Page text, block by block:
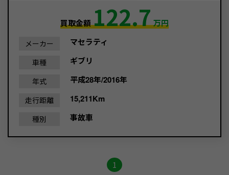
買取金額122.7万円
メーカー マセラティ
車種 ギブリ
年式 平成28年/2016年
走行距離 15,211Km
種別 事故車
1